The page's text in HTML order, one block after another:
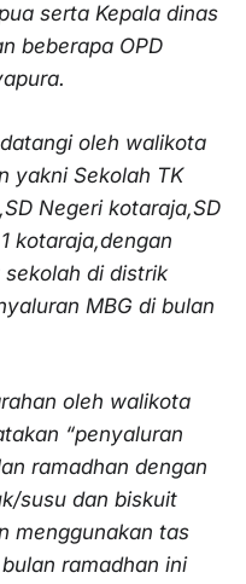
serta Kepala dinas
beberapa OPD
oleh walikota
yakni Sekolah TK
Negeri kotaraja,SD
kotaraja,dengan
sekolah di distrik
MBG di bulan
oleh walikota
“penyaluran
ramadhan dengan
susu dan biskuit
menggunakan tas
ramadhan ini